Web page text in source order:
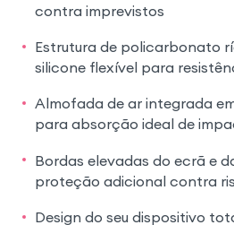
contra imprevistos
Estrutura de policarbonato
silicone flexível para
Almofada de ar integrada
para absorção ideal de
Bordas elevadas do ecrã e
proteção adicional contra
Design do seu dispositivo